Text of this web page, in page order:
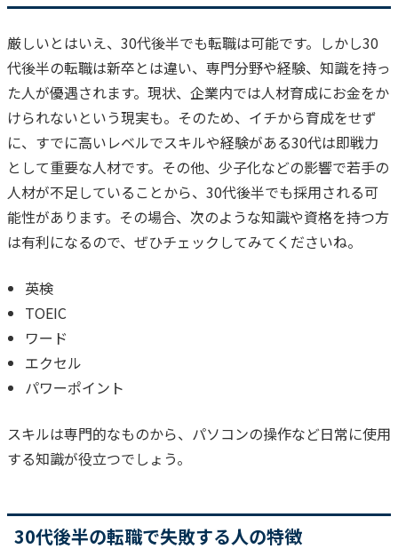
厳しいとはいえ、30代後半でも転職は可能です。しかし30
代後半の転職は新卒とは違い、専門分野や経験、知識を持っ
た人が優遇されます。現状、企業内では人材育成にお金をか
けられないという現実も。そのため、イチから育成をせず
に、すでに高いレベルでスキルや経験がある30代は即戦力
として重要な人材です。 その他、少子化などの影響で若手の
人材が不足していることから、30代後半でも採用される可
能性があります。 その場合、次のような知識や資格を持つ方
は有利になるので、ぜひチェックしてみてくださいね。
英検
TOEIC
ワード
エクセル
パワーポイント
スキルは専門的なものから、パソコンの操作など日常に使用
する知識が役立つでしょう。
30代後半の転職で失敗する人の特徴